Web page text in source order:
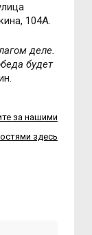
104А.
деле.
будет
за нашими
здесь